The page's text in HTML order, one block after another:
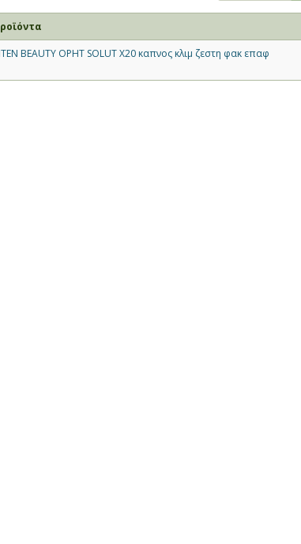
BEAUTY OPHT SOLUT X20 καπνος κλιμ ζεστη φακ επαφ